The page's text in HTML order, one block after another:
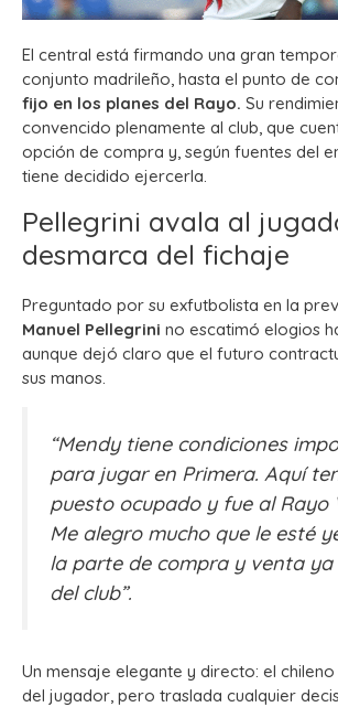
El central está firmando una gran
conjunto madrileño, hasta el punto de
fijo en los planes del Rayo. Su
convencido plenamente al club, que
opción de compra y, según fuentes del
tiene decidido ejercerla.
Pellegrini avala al
desmarca del fichaje
Preguntado por su exfutbolista en la
Manuel Pellegrini no escatimó elogios
aunque dejó claro que el futuro
sus manos.
“Mendy tiene condiciones
para jugar en Primera. Aquí
puesto ocupado y fue al Rayo
Me alegro mucho que le esté
la parte de compra y venta ya
del club”.
Un mensaje elegante y directo: el
del jugador, pero traslada cualquier